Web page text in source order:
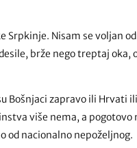
Srpkinje. Nisam se voljan
brže nego treptaj oka,
Bošnjaci zapravo ili Hrvati
više nema, a pogotovo
od nacionalno nepoželjnog.